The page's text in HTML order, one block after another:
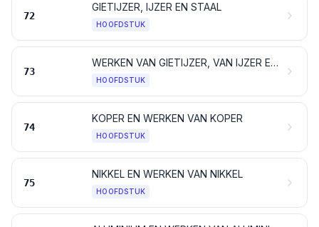
72
GIETIJZER, IJZER EN STAAL
HOOFDSTUK
73
WERKEN VAN GIETIJZER, VAN IJZER EN VAN STAAL
HOOFDSTUK
74
KOPER EN WERKEN VAN KOPER
HOOFDSTUK
75
NIKKEL EN WERKEN VAN NIKKEL
HOOFDSTUK